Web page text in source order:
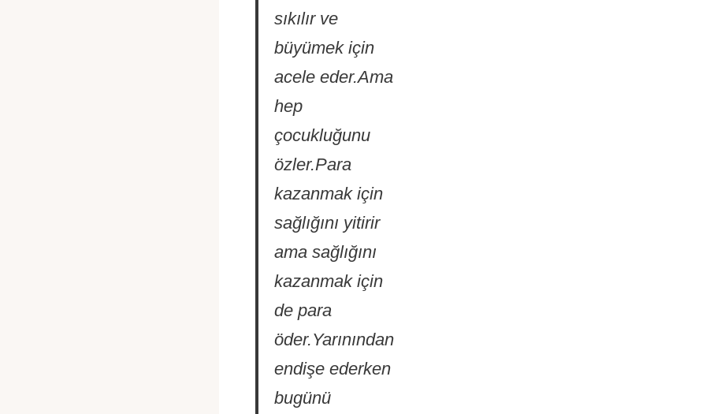
sıkılır ve
büyümek için
acele eder.Ama
hep
çocukluğunu
özler.Para
kazanmak için
sağlığını yitirir
ama sağlığını
kazanmak için
de para
öder.Yarınından
endişe ederken
bugünü